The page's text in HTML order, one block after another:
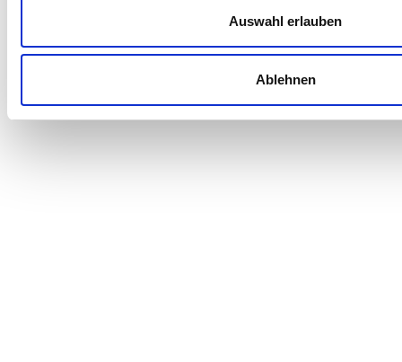
Auswahl erlauben
Ablehnen